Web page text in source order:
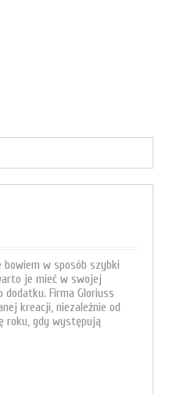
w sposób szybki
je mieć w swojej
Firma Gloriuss
kreacji, niezależnie od
roku, gdy występują